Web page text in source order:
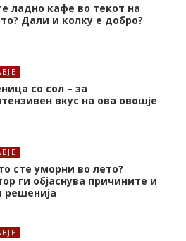
ладно кафе во текот на
Дали и колку е добро?
со сол – за
вкус на ова овошје
сте уморни во лето?
ги објаснува причините и
решенија